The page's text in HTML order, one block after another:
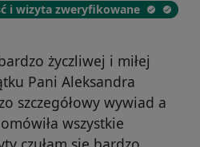
i wizyta zweryfikowane
życzliwej i miłej
Pani Aleksandra
szczegółowy wywiad a
wszystkie